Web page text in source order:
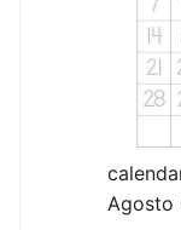
Agosto